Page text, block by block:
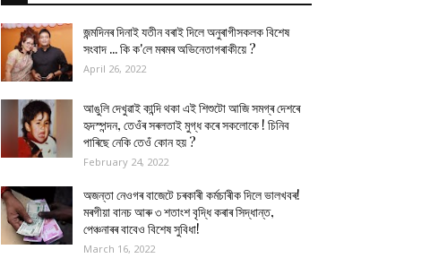
জন্মদিনৰ দিনাই যতীন বৰাই দিলে অনুৰাগীসকলক বিশেষ
সংবাদ ... কি ক'লে মৰমৰ অভিনেতাগৰাকীয়ে ?
April 26, 2022
আঙুলি দেখুৱাই কান্দি থকা এই শিশুটো আজি সমগ্ৰ দেশৰে
হৃদস্পন্দন, তেওঁৰ সৰলতাই মুগ্ধ কৰে সকলোকে ! চিনিব
পাৰিছে নেকি তেওঁ কোন হয় ?
February 24, 2022
অজন্তা নেওগৰ বাজেটে চৰকাৰী কৰ্মচাৰীক দিলে ভালখবৰ!
মৰগীয়া বানচ আৰু ৩ শতাংশ বৃদ্ধি কৰাৰ সিদ্ধান্ত,
পেঞ্চনাৰৰ বাবেও বিশেষ সুবিধা!
March 16, 2022